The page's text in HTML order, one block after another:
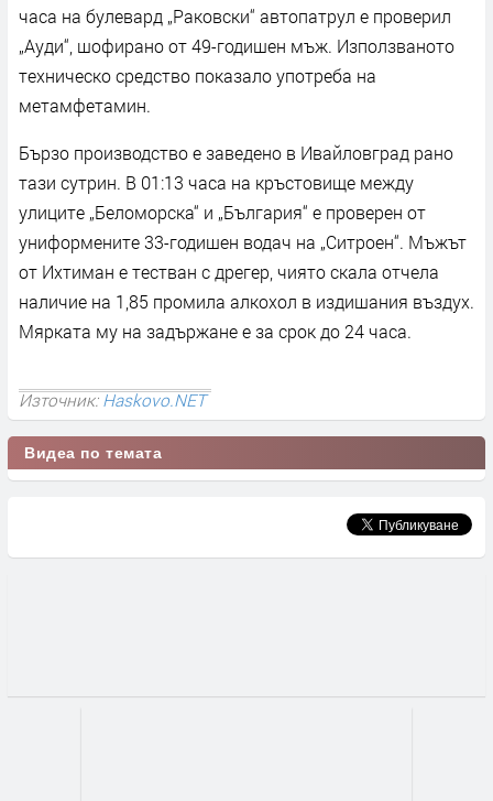
часа на булевард „Раковски“ автопатрул е проверил
„Ауди“, шофирано от 49-годишен мъж. Използваното
техническо средство показало употреба на
метамфетамин.
Бързо производство е заведено в Ивайловград рано
тази сутрин. В 01:13 часа на кръстовище между
улиците „Беломорска“ и „България“ е проверен от
униформените 33-годишен водач на „Ситроен“. Мъжът
от Ихтиман е тестван с дрегер, чиято скала отчела
наличие на 1,85 промила алкохол в издишания въздух.
Мярката му на задържане е за срок до 24 часа.
Източник:Haskovo.NET
Видеа по темата